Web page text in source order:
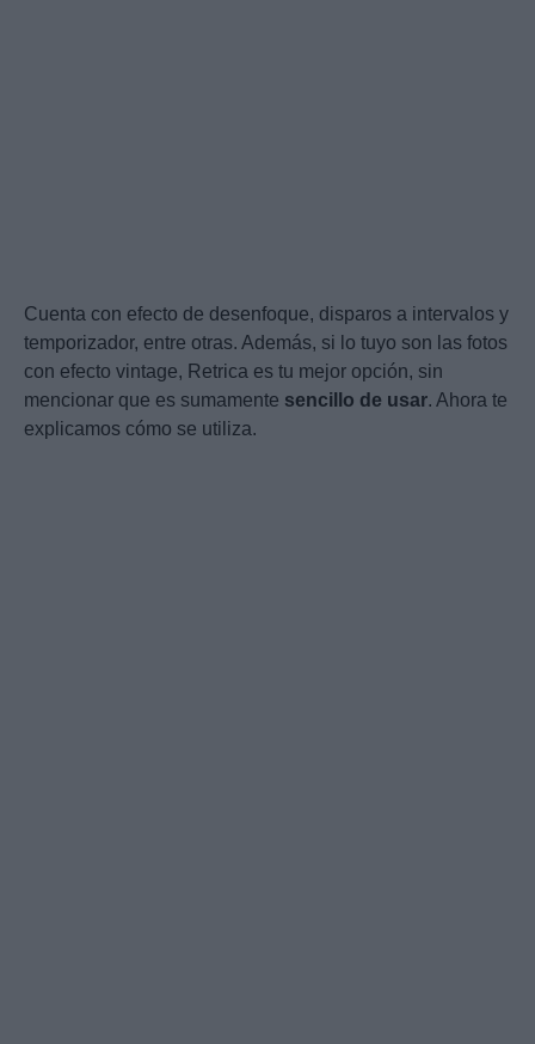
Cuenta con efecto de desenfoque, disparos a intervalos y
temporizador, entre otras. Además, si lo tuyo son las fotos
con efecto vintage, Retrica es tu mejor opción, sin
mencionar que es sumamente sencillo de usar. Ahora te
explicamos cómo se utiliza.